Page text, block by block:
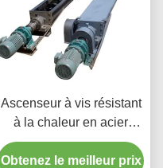
Ascenseur à vis résistant
à la chaleur en acier
inoxydable
Obtenez le meilleur prix